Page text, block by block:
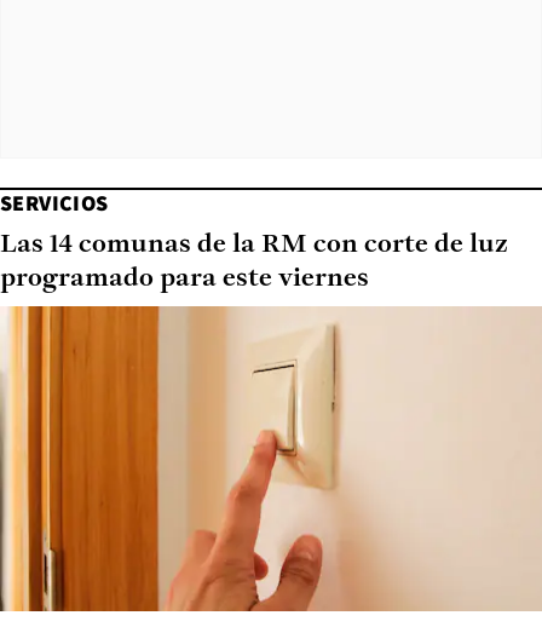
SERVICIOS
Las 14 comunas de la RM con corte de luz
programado para este viernes